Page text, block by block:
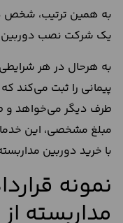
به همین ترتیب، شخص
یک شرکت نصب
به هرحال در هر
پیمانی را ثبت می‌کند
طرف دیگر می‌خواهد و
مبلغ مشخصی، این
با خرید دوربین
نمونه
مداربسته